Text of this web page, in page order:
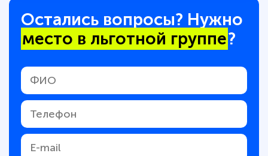
Остались вопросы? Нужно
место в льготной группе?